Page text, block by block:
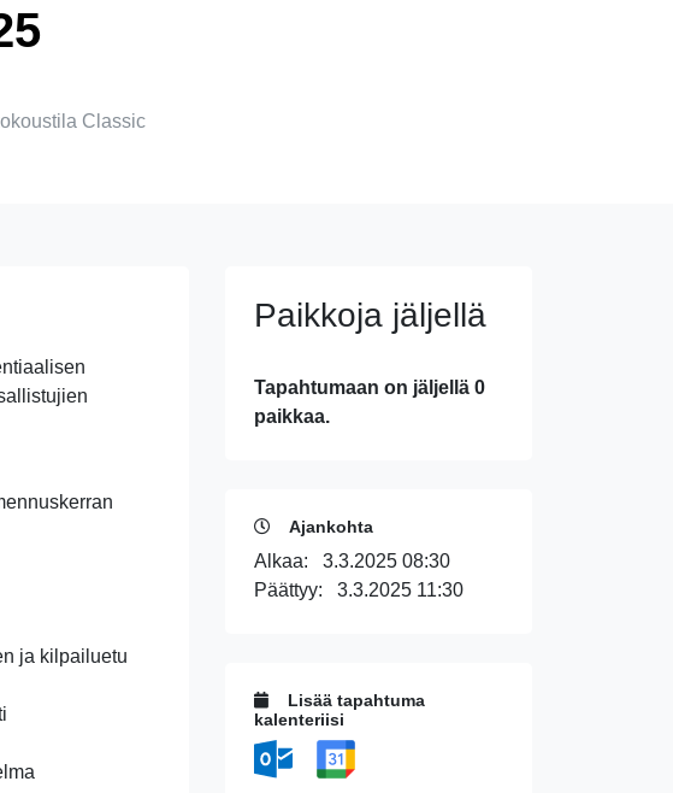
Classic
ja kilpailuetu
Paikkoja jäljellä
Tapahtumaan on jäljellä 0
paikkaa.
Ajankohta
Alkaa: 3.3.2025 08:30
Päättyy: 3.3.2025 11:30
Lisää tapahtuma
kalenteriisi